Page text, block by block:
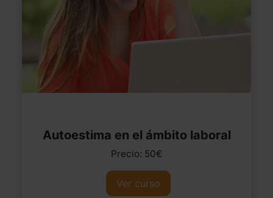
Autoestima en el ámbito laboral
Precio: 50€
Ver curso